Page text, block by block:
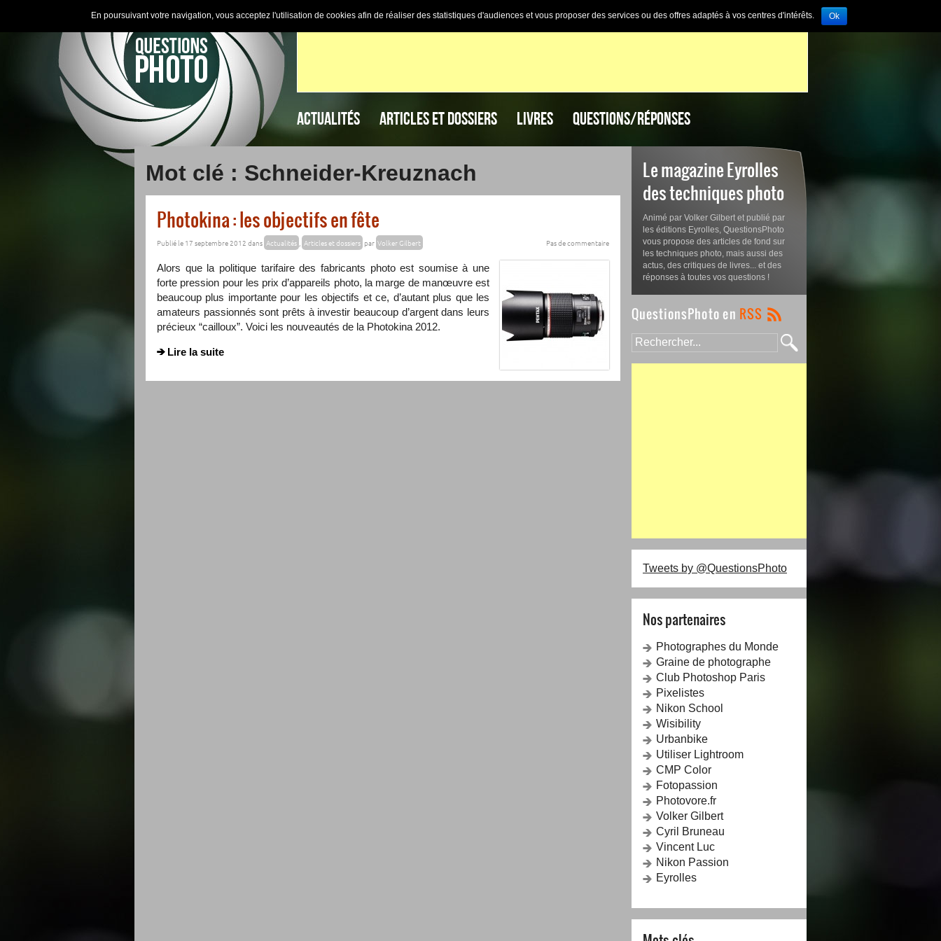
ACTUALITÉS ARTICLES ET DOSSIERS LIVRES QUESTIONS/RÉPONSES
Mot clé : Schneider-Kreuznach
Photokina : les objectifs en fête
Publié le 17 septembre 2012 dans Actualités , Articles et dossiers par Volker Gilbert Pas de commentaire
Alors que la politique tarifaire des fabricants photo est soumise à une
forte pression pour les prix d’appareils photo, la marge de manœuvre est
beaucoup plus importante pour les objectifs et ce, d’autant plus que les
amateurs passionnés sont prêts à investir beaucoup d’argent dans leurs
précieux “cailloux”. Voici les nouveautés de la Photokina 2012.
Lire la suite
Le magazine Eyrolles
des techniques photo
Animé par Volker Gilbert et publié par
les éditions Eyrolles, QuestionsPhoto
vous propose des articles de fond sur
les techniques photo, mais aussi des
actus, des critiques de livres... et des
réponses à toutes vos questions !
Tweets by @QuestionsPhoto
Nos partenaires
Photographes du Monde
Graine de photographe
Club Photoshop Paris
Pixelistes
Nikon School
Wisibility
Urbanbike
Utiliser Lightroom
CMP Color
Fotopassion
Photovore.fr
Volker Gilbert
Cyril Bruneau
Vincent Luc
Nikon Passion
Eyrolles
En poursuivant votre navigation, vous acceptez l'utilisation de cookies afin de réaliser des statistiques d'audiences et vous proposer des services ou des offres adaptés à vos centres d'intérêts. Ok